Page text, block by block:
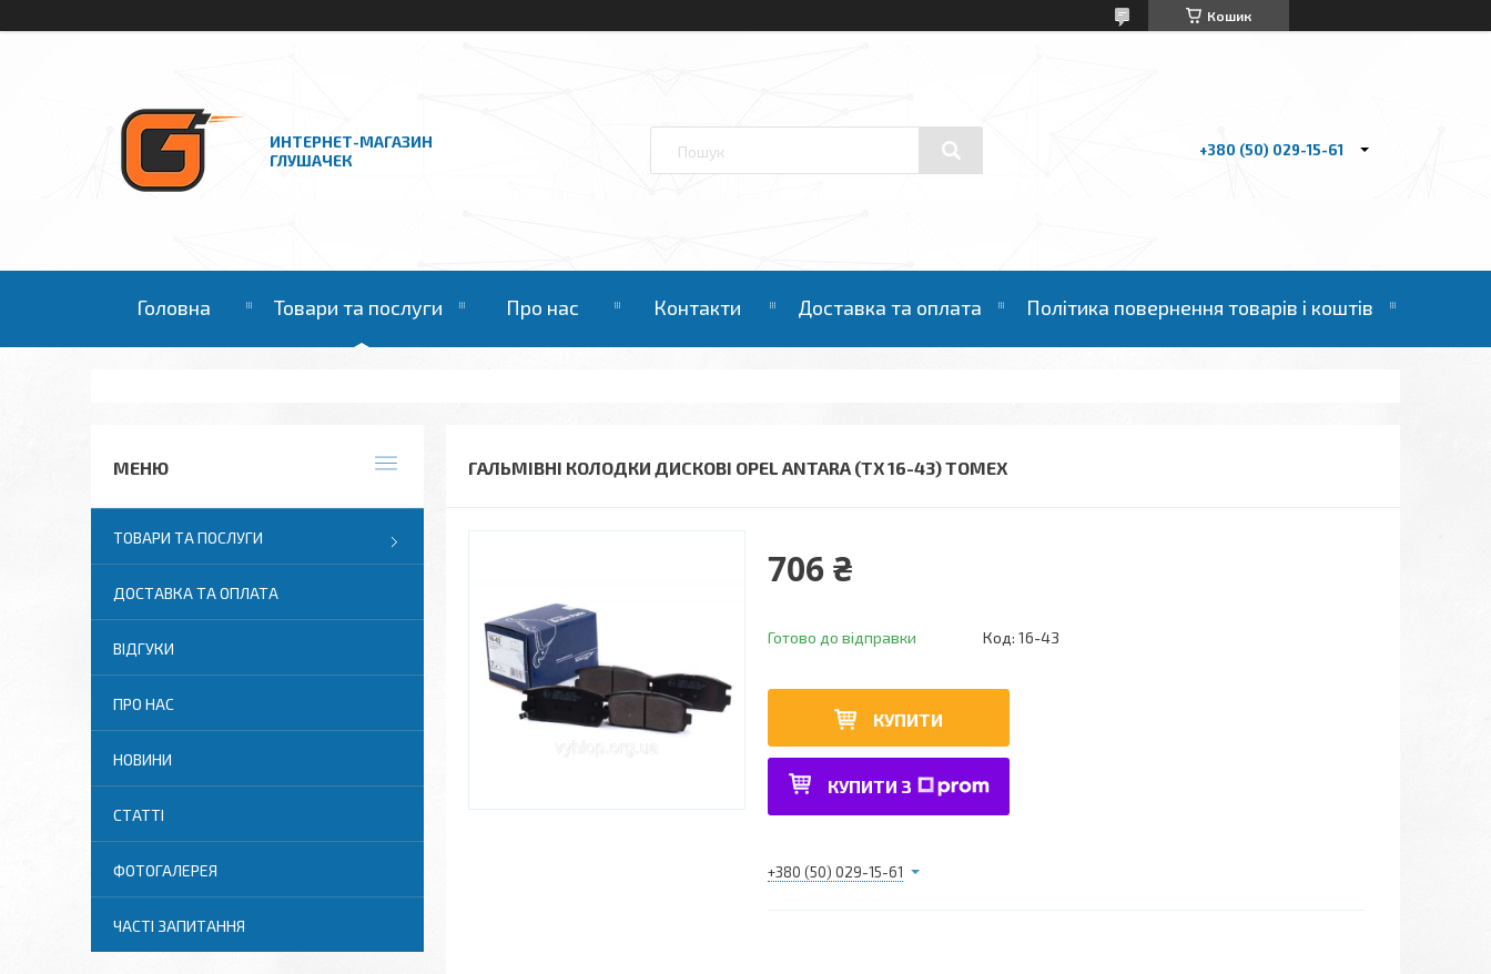
Кошик
ИНТЕРНЕТ-МАГАЗИН
ГЛУШАЧЕК
+380 (50) 029-15-61
Головна Товари та послуги Про нас Контакти Доставка та оплата Політика повернення товарів і коштів
ГАЛЬМІВНІ КОЛОДКИ ДИСКОВІ OPEL ANTARA (TX 16-43) TOMEX
706 ₴
Готово до відправки Код: 16-43
КУПИТИ
КУПИТИ З
+380 (50) 029-15-61
ТОВАРИ ТА ПОСЛУГИ
ДОСТАВКА ТА ОПЛАТА
ВІДГУКИ
ПРО НАС
НОВИНИ
СТАТТІ
ФОТОГАЛЕРЕЯ
ЧАСТІ ЗАПИТАННЯ